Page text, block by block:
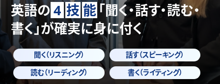
英語の 4 技能 「聞く・話す・読む・
書く」が確実に身に付く
聞く（リスニング）
話す（スピーキング）
読む（リーディング）
書く（ライティング）